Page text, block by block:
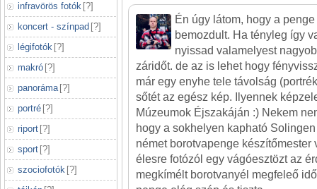
infravörös fotók [?]
koncert - színpad [?]
légifotók [?]
makró [?]
panoráma [?]
portré [?]
riport [?]
sport [?]
szociofotók [?]
Én úgy látom, hogy a
bemozdult. Ha tényleg így
nyissad valamelyest
záridőt. de az is lehet hogy
már egy enyhe tele távolság
sőtét az egész kép. Ilyennek
Múzeumok Éjszakáján :) Nekem
hogy a sokhelyen kapható
német borotvapenge készítőmester
élesre fotózól egy vágóesztözt az
megkímélt borotvanyél megfeleő